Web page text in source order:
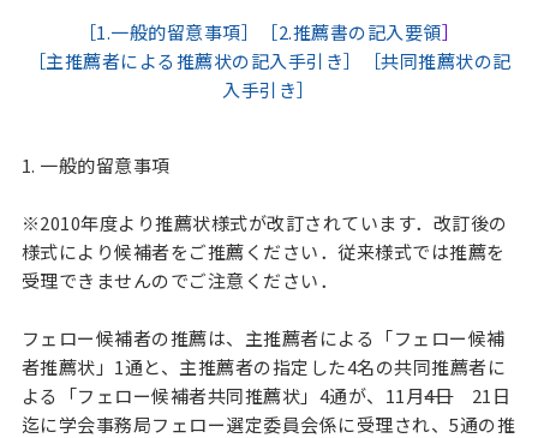
［1.一般的留意事項］ ［2.推薦書の記入要領］
［主推薦者による推薦状の記入手引き］
［共同推薦状の記
入手引き］
1. 一般的留意事項
※2010年度より推薦状様式が改訂されています．改訂後の
様式により候補者をご推薦ください．従来様式では推薦を
受理できませんのでご注意ください．
フェロー候補者の推薦は、主推薦者による「フェロー候補
者推薦状」1通と、主推薦者の指定した4名の共同推薦者に
よる「フェロー候補者共同推薦状」4通が、11月4日21日
迄に学会事務局フェロー選定委員会係に受理され、5通の推